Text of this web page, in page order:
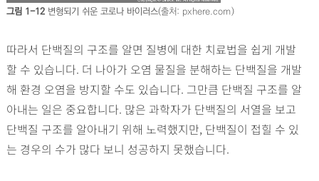
그림 1-12변형되기 쉬운 코로나 바이러스(출처: pxhere.com)
따라서 단백질의 구조를 알면 질병에 대한 치료법을 쉽게 개발
할 수 있습니다. 더 나아가 오염 물질을 분해하는 단백질을 개발
해 환경 오염을 방지할 수도 있습니다. 그만큼 단백질 구조를 알
아내는 일은 중요합니다. 많은 과학자가 단백질의 서열을 보고
단백질 구조를 알아내기 위해 노력했지만, 단백질이 접힐 수 있
는 경우의 수가 많다 보니 성공하지 못했습니다.